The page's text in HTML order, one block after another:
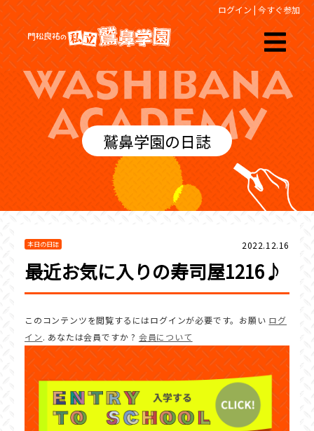
ログイン | 今すぐ参加
鷲鼻学園の日誌
本日の日誌 2022.12.16
最近お気に入りの寿司屋1216♪
このコンテンツを閲覧するにはログインが必要です。お願い ログ
イン. あなたは会員ですか ? 会員について